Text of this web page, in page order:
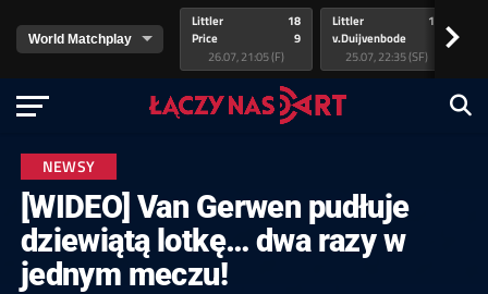
Littler
Price
18
9
26.07, 21:05 (F)
Littler
v.Duijvenbode
17
25.07, 22:35 (SF)
>
NEWSY
[WIDEO] Van Gerwen pudłuje
dziewiątą lotkę… dwa razy w
jednym meczu!